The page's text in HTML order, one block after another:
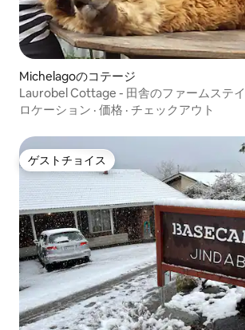
Michelagoのコテージ
Laurobel Cottage - 田舎のファームステイ
ロケーション · 価格 · チェックアウト
ゲストチョイス
ゲストチョイス